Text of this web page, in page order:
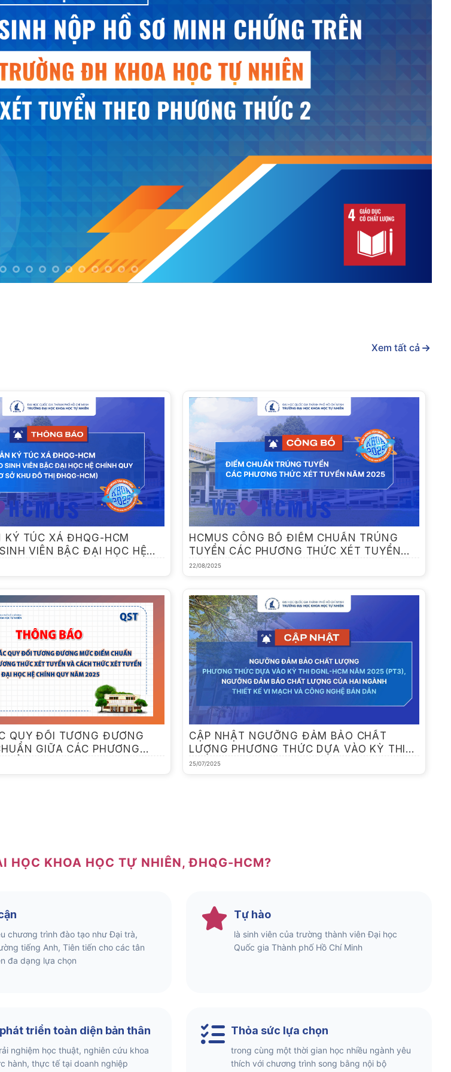
Xem tất cả
KÝ TÚC XÁ ĐHQG-HCM
VIÊN BẬC ĐẠI HỌC HỆ
TẠI CƠ SỞ KHU ĐÔ THỊ
HCMUS CÔNG BỐ ĐIỂM CHUẨN TRÚNG
TUYỂN CÁC PHƯƠNG THỨC XÉT TUYỂN
NĂM 2025
22/08/2025
QUY ĐỔI TƯƠNG ĐƯƠNG
GIỮA CÁC PHƯƠNG
VÀ CÁCH THỨC XÉT
CẬP NHẬT NGƯỠNG ĐẢM BẢO CHẤT
LƯỢNG PHƯƠNG THỨC DỰA VÀO KỲ THI
ĐGNL-HCM NĂM 2025 (PT3), NGƯỠNG
25/07/2025
HỌC KHOA HỌC TỰ NHIÊN, ĐHQG-HCM?
chương trình đào tạo như Đại trà,
tiếng Anh, Tiên tiến cho các tân
đa dạng lựa chọn
Tự hào
là sinh viên của trường thành viên Đại học
Quốc gia Thành phố Hồ Chí Minh
triển toàn diện bản thân
nghiệm học thuật, nghiên cứu khoa
hành, thực tế tại doanh nghiệp
Thỏa sức lựa chọn
trong cùng một thời gian học nhiều ngành yêu
thích với chương trình song bằng nội bộ